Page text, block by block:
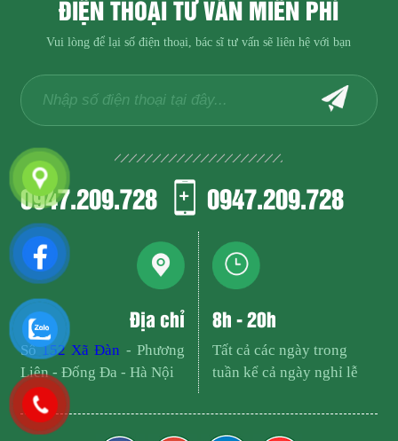
ĐIỆN THOẠI TƯ VẤN MIỄN PHÍ
Vui lòng để lại số điện thoại, bác sĩ tư vấn sẽ liên hệ với bạn
0947.209.728 0947.209.728
Địa chỉ
Số152 Xã Đàn - Phương
Liên - Đống Đa - Hà Nội
8h - 20h
Tất cả các ngày trong
tuần kể cả ngày nghỉ lễ